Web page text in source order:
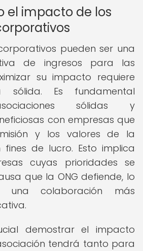
el impacto de los
pueden ser una
de ingresos para las
su impacto requiere
sólida. Es fundamental
sólidas y
con empresas que
y los valores de la
fines de lucro. Esto implica
cuyas prioridades se
que la ONG defiende, lo
una colaboración más
demostrar el impacto
tendrá tanto para